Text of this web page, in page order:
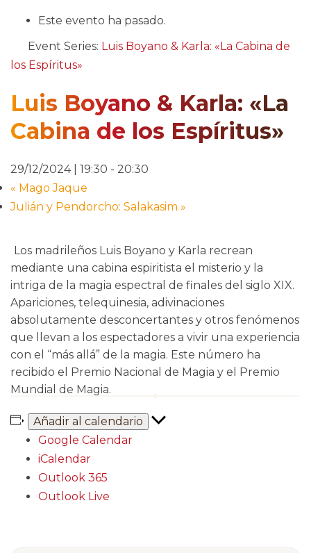
Este evento ha pasado.
Event Series: Luis Boyano & Karla: «La Cabina de
los Espíritus»
Luis Boyano & Karla: «La
Cabina de los Espíritus»
29/12/2024 | 19:30 - 20:30
« Mago Jaque
Julián y Pendorcho: Salakasim »
Los madrileños Luis Boyano y Karla recrean
mediante una cabina espiritista el misterio y la
intriga de la magia espectral de finales del siglo XIX.
Apariciones, telequinesia, adivinaciones
absolutamente desconcertantes y otros fenómenos
que llevan a los espectadores a vivir una experiencia
con el “más allá” de la magia. Este número ha
recibido el Premio Nacional de Magia y el Premio
Mundial de Magia.
Añadir al calendario
Google Calendar
iCalendar
Outlook 365
Outlook Live